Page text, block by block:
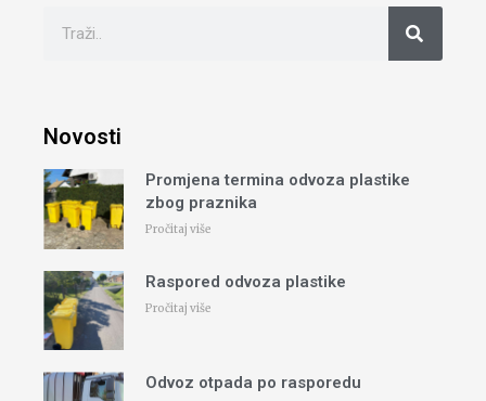
Novosti
Promjena termina odvoza plastike
zbog praznika
Pročitaj više
Raspored odvoza plastike
Pročitaj više
Odvoz otpada po rasporedu